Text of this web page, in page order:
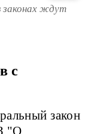
законах ждут
с
закон
"О